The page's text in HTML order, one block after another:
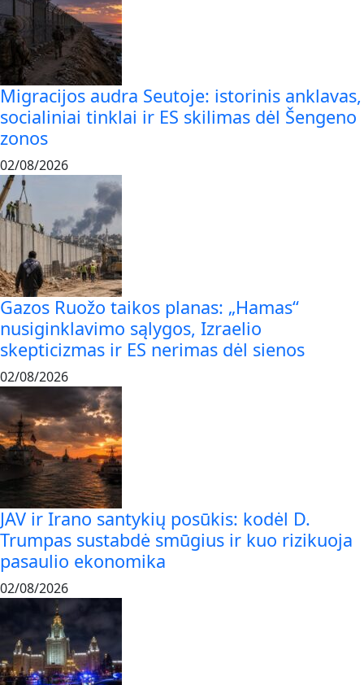
Migracijos audra Seutoje: istorinis anklavas,
socialiniai tinklai ir ES skilimas dėl Šengeno
zonos
02/08/2026
Gazos Ruožo taikos planas: „Hamas“
nusiginklavimo sąlygos, Izraelio
skepticizmas ir ES nerimas dėl sienos
02/08/2026
JAV ir Irano santykių posūkis: kodėl D.
Trumpas sustabdė smūgius ir kuo rizikuoja
pasaulio ekonomika
02/08/2026